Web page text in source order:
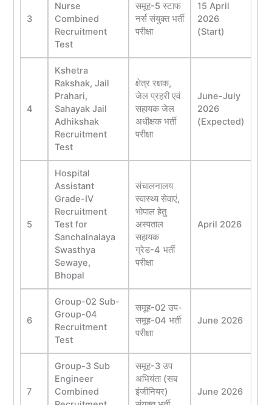
3
Nurse
Combined
Recruitment
Test
समूह-5 स्टाफ
नर्स संयुक्त भर्ती
परीक्षा
15 April
2026
(Start)
4
Kshetra
Rakshak, Jail
Prahari,
Sahayak Jail
Adhikshak
Recruitment
Test
क्षेत्र रक्षक,
जेल प्रहरी एवं
सहायक जेल
अधीक्षक भर्ती
परीक्षा
June-July
2026
(Expected)
5
Hospital
Assistant
Grade-IV
Recruitment
Test for
Sanchalnalaya
Swasthya
Sewaye,
Bhopal
संचालनालय
स्वास्थ्य सेवाएं,
भोपाल हेतु
अस्पताल
सहायक
ग्रेड-4 भर्ती
परीक्षा
April 2026
6
Group-02 Sub-
Group-04
Recruitment
Test
समूह-02 उप-
समूह-04 भर्ती
परीक्षा
June 2026
7
Group-3 Sub
Engineer
Combined
समूह-3 उप
अभियंता (सब
इंजीनियर)
June 2026